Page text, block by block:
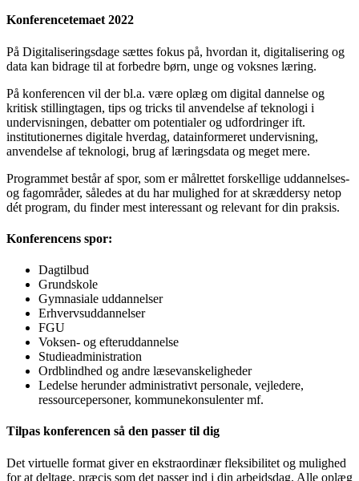
Konferencetemaet 2022
På Digitaliseringsdage sættes fokus på, hvordan it, digitalisering og
data kan bidrage til at forbedre børn, unge og voksnes læring.
På konferencen vil der bl.a. være oplæg om digital dannelse og
kritisk stillingtagen, tips og tricks til anvendelse af teknologi i
undervisningen, debatter om potentialer og udfordringer ift.
institutionernes digitale hverdag, datainformeret undervisning,
anvendelse af teknologi, brug af læringsdata og meget mere.
Programmet består af spor, som er målrettet forskellige uddannelses-
og fagområder, således at du har mulighed for at skræddersy netop
dét program, du finder mest interessant og relevant for din praksis.
Konferencens spor:
Dagtilbud
Grundskole
Gymnasiale uddannelser
Erhvervsuddannelser
FGU
Voksen- og efteruddannelse
Studieadministration
Ordblindhed og andre læsevanskeligheder
Ledelse herunder administrativt personale, vejledere,
ressourcepersoner, kommunekonsulenter mf.
Tilpas konferencen så den passer til dig
Det virtuelle format giver en ekstraordinær fleksibilitet og mulighed
for at deltage, præcis som det passer ind i din arbejdsdag. Alle oplæg